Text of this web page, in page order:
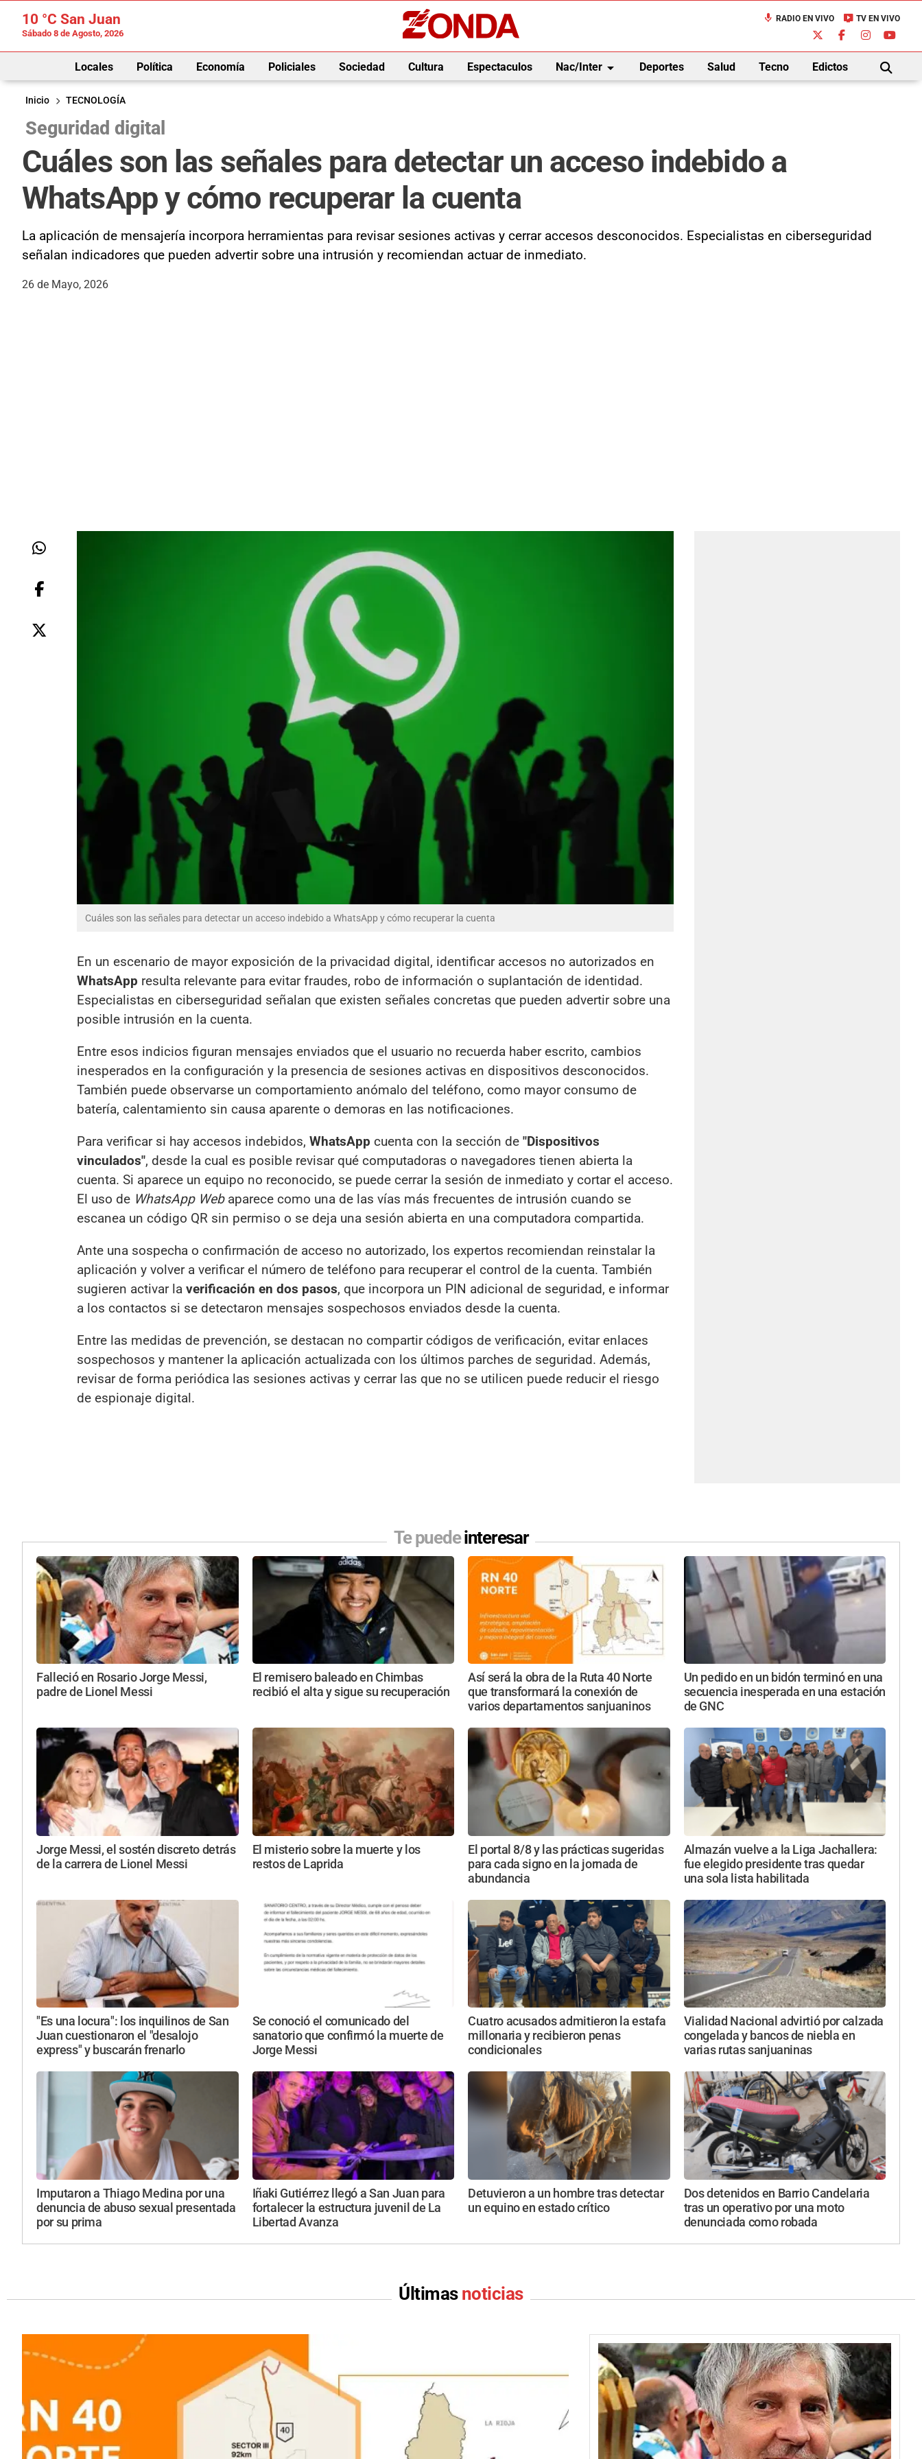
10 °C San Juan
Sábado 8 de Agosto, 2026
mic RADIO EN VIVO live_tv TV EN VIVO
Locales Política Economía Policiales Sociedad Cultura Espectaculos Nac/Interarrow_drop_down Deportes Salud Tecno Edictos
BUSCAR
Inicio
TECNOLOGÍA
Seguridad digital
Cuáles son las señales para detectar un acceso indebido a
WhatsApp y cómo recuperar la cuenta
La aplicación de mensajería incorpora herramientas para revisar sesiones activas y cerrar accesos desconocidos. Especialistas en ciberseguridad
señalan indicadores que pueden advertir sobre una intrusión y recomiendan actuar de inmediato.
26 de Mayo, 2026
Cuáles son las señales para detectar un acceso indebido a WhatsApp y cómo recuperar la cuenta
En un escenario de mayor exposición de la privacidad digital, identificar accesos no autorizados en
WhatsApp resulta relevante para evitar fraudes, robo de información o suplantación de identidad.
Especialistas en ciberseguridad señalan que existen señales concretas que pueden advertir sobre una
posible intrusión en la cuenta.
Entre esos indicios figuran mensajes enviados que el usuario no recuerda haber escrito, cambios
inesperados en la configuración y la presencia de sesiones activas en dispositivos desconocidos.
También puede observarse un comportamiento anómalo del teléfono, como mayor consumo de
batería, calentamiento sin causa aparente o demoras en las notificaciones.
Para verificar si hay accesos indebidos, WhatsApp cuenta con la sección de "Dispositivos
vinculados", desde la cual es posible revisar qué computadoras o navegadores tienen abierta la
cuenta. Si aparece un equipo no reconocido, se puede cerrar la sesión de inmediato y cortar el acceso.
El uso de WhatsApp Webaparece como una de las vías más frecuentes de intrusión cuando se
escanea un código QR sin permiso o se deja una sesión abierta en una computadora compartida.
Ante una sospecha o confirmación de acceso no autorizado, los expertos recomiendan reinstalar la
aplicación y volver a verificar el número de teléfono para recuperar el control de la cuenta. También
sugieren activar la verificación en dos pasos, que incorpora un PIN adicional de seguridad, e informar
a los contactos si se detectaron mensajes sospechosos enviados desde la cuenta.
Entre las medidas de prevención, se destacan no compartir códigos de verificación, evitar enlaces
sospechosos y mantener la aplicación actualizada con los últimos parches de seguridad. Además,
revisar de forma periódica las sesiones activas y cerrar las que no se utilicen puede reducir el riesgo
de espionaje digital.
Te puedeinteresar
Falleció en Rosario Jorge Messi,
padre de Lionel Messi
El remisero baleado en Chimbas
recibió el alta y sigue su recuperación
Así será la obra de la Ruta 40 Norte
que transformará la conexión de
varios departamentos sanjuaninos
Un pedido en un bidón terminó en una
secuencia inesperada en una estación
de GNC
Jorge Messi, el sostén discreto detrás
de la carrera de Lionel Messi
El misterio sobre la muerte y los
restos de Laprida
El portal 8/8 y las prácticas sugeridas
para cada signo en la jornada de
abundancia
Almazán vuelve a la Liga Jachallera:
fue elegido presidente tras quedar
una sola lista habilitada
"Es una locura": los inquilinos de San
Juan cuestionaron el "desalojo
express" y buscarán frenarlo
Se conoció el comunicado del
sanatorio que confirmó la muerte de
Jorge Messi
Cuatro acusados admitieron la estafa
millonaria y recibieron penas
condicionales
Vialidad Nacional advirtió por calzada
congelada y bancos de niebla en
varias rutas sanjuaninas
Imputaron a Thiago Medina por una
denuncia de abuso sexual presentada
por su prima
Iñaki Gutiérrez llegó a San Juan para
fortalecer la estructura juvenil de La
Libertad Avanza
Detuvieron a un hombre tras detectar
un equino en estado crítico
Dos detenidos en Barrio Candelaria
tras un operativo por una moto
denunciada como robada
Últimas noticias